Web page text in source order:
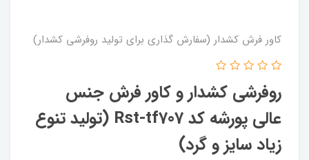
کاور فرش کشدار (سفارش گذاری برای تولید روفرشی کشدار)
روفرشی کشدار و کاور فرش جنس
عالی پورشه کد Rst-tf707 (تولید تنوع
زیاد سایز و گرد)